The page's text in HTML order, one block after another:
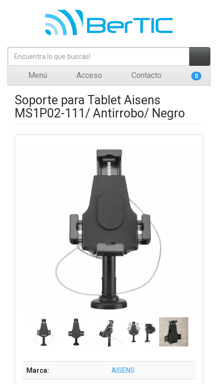
Menú Acceso Contacto 0
Soporte para Tablet Aisens
MS1P02-111/ Antirrobo/ Negro
Marca: AISENS